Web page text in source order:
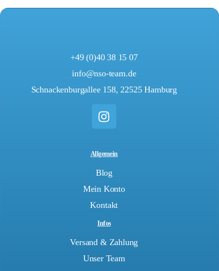
+49 (0)40 38 15 07
info@nso-team.de
Schnackenburgallee 158, 22525 Hamburg
Allgemein
Blog
Mein Konto
Kontakt
Infos
Versand & Zahlung
Unser Team